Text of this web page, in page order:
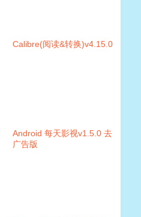
Calibre(阅读&转换)v4.15.0
Android 每天影视v1.5.0 去
广告版